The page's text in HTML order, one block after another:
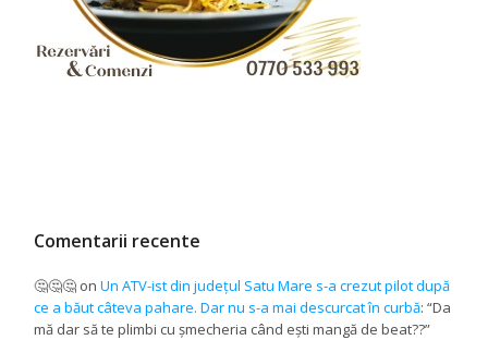
Comentarii recente
🤔🤔🤔 onUn ATV-ist din județul Satu Mare s-a crezut pilot după
ce a băut câteva pahare. Dar nu s-a mai descurcat în curbă: “Da
mă dar să te plimbi cu șmecheria când ești mangă de beat??”